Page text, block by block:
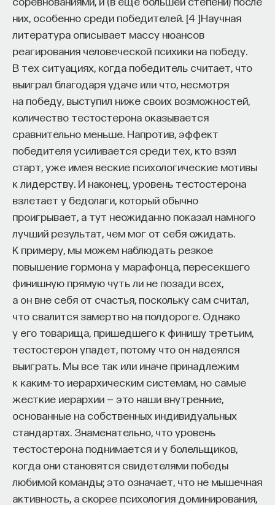
них, особенно среди победителей. [4 ]Научная
литература описывает массу нюансов
реагирования человеческой психики на победу.
В тех ситуациях, когда победитель считает, что
выиграл благодаря удаче или что, несмотря
на победу, выступил ниже своих возможностей,
количество тестостерона оказывается
сравнительно меньше. Напротив, эффект
победителя усиливается среди тех, кто взял
старт, уже имея веские психологические мотивы
к лидерству. И наконец, уровень тестостерона
взлетает у бедолаги, который обычно
проигрывает, а тут неожиданно показал намного
лучший результат, чем мог от себя ожидать.
К примеру, мы можем наблюдать резкое
повышение гормона у марафонца, пересекшего
финишную прямую чуть ли не позади всех,
а он вне себя от счастья, поскольку сам считал,
что свалится замертво на полдороге. Однако
у его товарища, пришедшего к финишу третьим,
тестостерон упадет, потому что он надеялся
выиграть. Мы все так или иначе принадлежим
к каким-то иерархическим системам, но самые
жесткие иерархии — это наши внутренние,
основанные на собственных индивидуальных
стандартах. Знаменательно, что уровень
тестостерона поднимается и у болельщиков,
когда они становятся свидетелями победы
любимой команды; это означает, что не мышечная
активность, а скорее психология доминирования,